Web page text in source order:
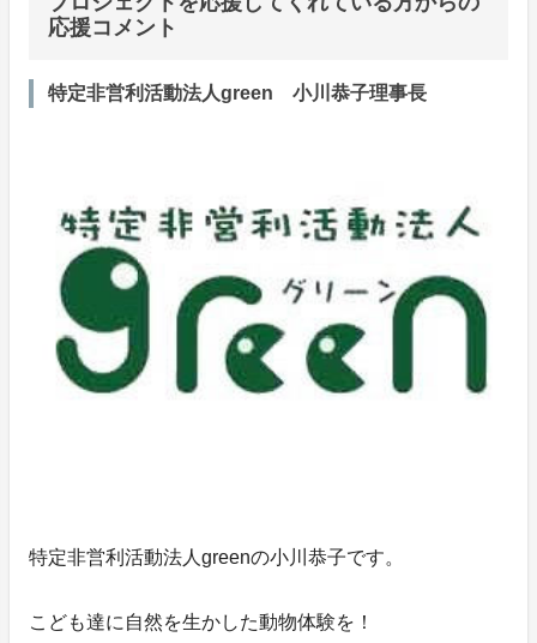
応援コメント
特定非営利活動法人green 小川恭子理事長
特定非営利活動法人greenの小川恭子です。
こども達に自然を生かした動物体験を！